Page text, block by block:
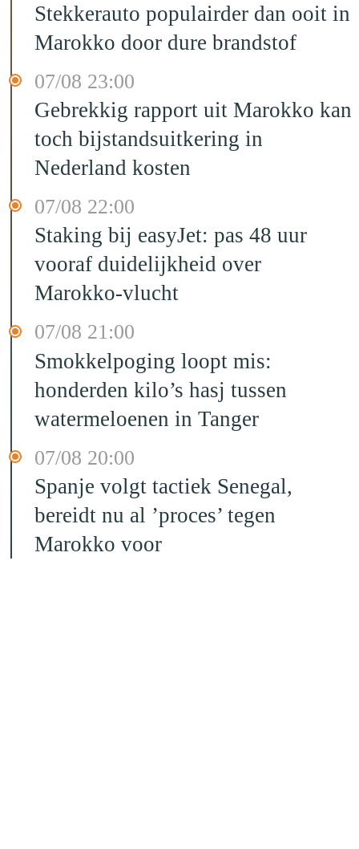
Stekkerauto populairder dan ooit in
Marokko door dure brandstof
07/08 23:00
Gebrekkig rapport uit Marokko kan
toch bijstandsuitkering in
Nederland kosten
07/08 22:00
Staking bij easyJet: pas 48 uur
vooraf duidelijkheid over
Marokko-vlucht
07/08 21:00
Smokkelpoging loopt mis:
honderden kilo’s hasj tussen
watermeloenen in Tanger
07/08 20:00
Spanje volgt tactiek Senegal,
bereidt nu al ’proces’ tegen
Marokko voor